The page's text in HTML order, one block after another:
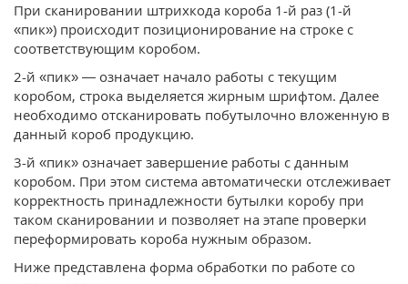
При сканировании штрихкода короба 1-й раз (1-й
«пик») происходит позиционирование на строке с
соответствующим коробом.
2-й «пик» — означает начало работы с текущим
коробом, строка выделяется жирным шрифтом. Далее
необходимо отсканировать побутылочно вложенную в
данный короб продукцию.
3-й «пик» означает завершение работы с данным
коробом. При этом система автоматически отслеживает
корректность принадлежности бутылки коробу при
таком сканировании и позволяет на этапе проверки
переформировать короба нужным образом.
Ниже представлена форма обработки по работе со